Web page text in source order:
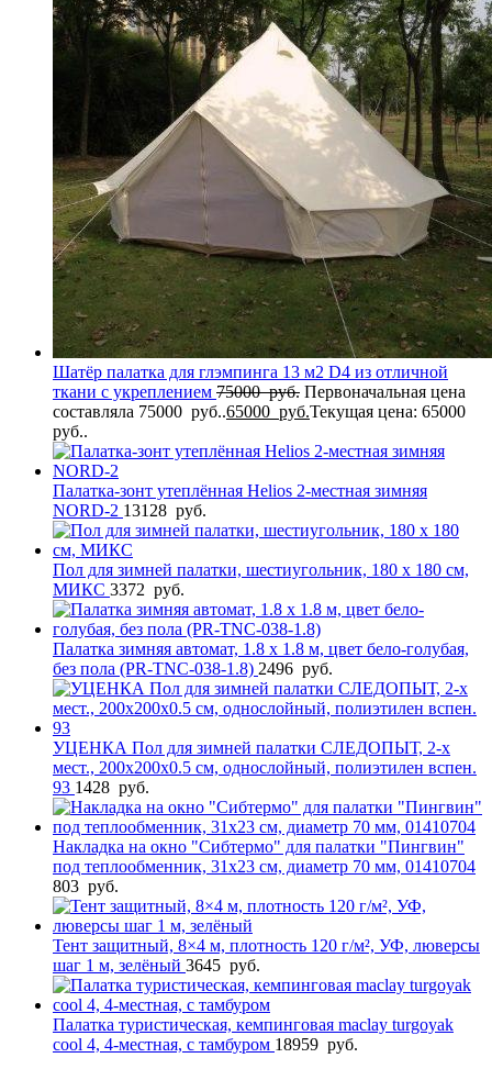
Шатёр палатка для глэмпинга 13 м2 D4 из отличной
ткани с укреплением 75000руб. Первоначальная цена
составляла 75000 руб..65000 руб.Текущая цена: 65000
руб..
Палатка-зонт утеплённая Helios 2-местная зимняя
NORD-2 13128 руб.
Пол для зимней палатки, шестиугольник, 180 х 180 см,
МИКС 3372 руб.
Палатка зимняя автомат, 1.8 х 1.8 м, цвет бело-голубая,
без пола (PR-TNC-038-1.8) 2496 руб.
УЦЕНКА Пол для зимней палатки СЛЕДОПЫТ, 2-х
мест., 200х200х0.5 см, однослойный, полиэтилен вспен.
93 1428 руб.
Накладка на окно "Сибтермо" для палатки "Пингвин"
под теплообменник, 31х23 см, диаметр 70 мм, 01410704
803 руб.
Тент защитный, 8×4 м, плотность 120 г/м², УФ, люверсы
шаг 1 м, зелёный 3645 руб.
Палатка туристическая, кемпинговая maclay turgoyak
cool 4, 4-местная, с тамбуром 18959 руб.